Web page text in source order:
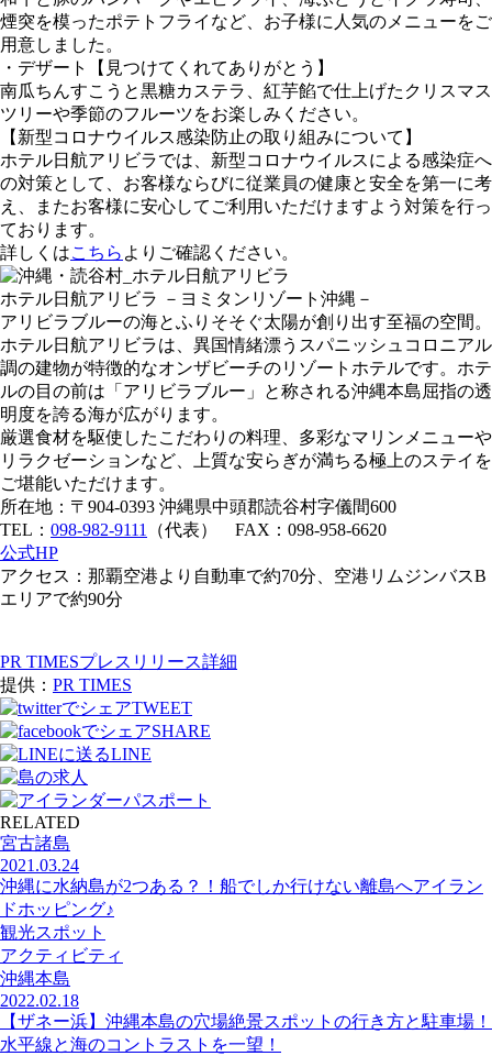
煙突を模ったポテトフライなど、お子様に人気のメニューをご
用意しました。
・デザート【見つけてくれてありがとう】
南瓜ちんすこうと黒糖カステラ、紅芋餡で仕上げたクリスマス
ツリーや季節のフルーツをお楽しみください。
【新型コロナウイルス感染防止の取り組みについて】
ホテル日航アリビラでは、新型コロナウイルスによる感染症へ
の対策として、お客様ならびに従業員の健康と安全を第一に考
え、またお客様に安心してご利用いただけますよう対策を行っ
ております。
詳しくはこちら よりご確認ください。
ホテル日航アリビラ －ヨミタンリゾート沖縄－
アリビラブルーの海とふりそそぐ太陽が創り出す至福の空間。
ホテル日航アリビラは、異国情緒漂うスパニッシュコロニアル
調の建物が特徴的なオンザビーチのリゾートホテルです。ホテ
ルの目の前は「アリビラブルー」と称される沖縄本島屈指の透
明度を誇る海が広がります。
厳選食材を駆使したこだわりの料理、多彩なマリンメニューや
リラクゼーションなど、上質な安らぎが満ちる極上のステイを
ご堪能いただけます。
所在地：〒904-0393 沖縄県中頭郡読谷村字儀間600
TEL： 098-982-9111
（代表） FAX：098-958-6620
公式HP
アクセス：那覇空港より自動車で約70分、空港リムジンバスB
エリアで約90分
PR TIMESプレスリリース詳細
提供： PR TIMES
TWEET
SHARE
LINE
RELATED
宮古諸島
2021.03.24
沖縄に水納島が2つある？！船でしか行けない離島へアイラン
ドホッピング♪
観光スポット
アクティビティ
沖縄本島
2022.02.18
【ザネー浜】沖縄本島の穴場絶景スポットの行き方と駐車場！
水平線と海のコントラストを一望！